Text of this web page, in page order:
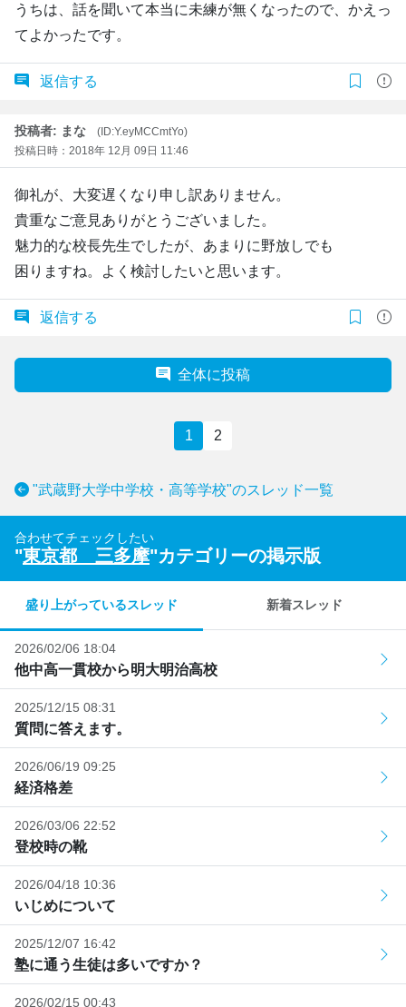
うちは、話を聞いて本当に未練が無くなったので、かえっ
てよかったです。
返信する
投稿者: まな
(ID:Y.eyMCCmtYo)
投稿日時：2018年 12月 09日 11:46
御礼が、大変遅くなり申し訳ありません。
貴重なご意見ありがとうございました。
魅力的な校長先生でしたが、あまりに野放しでも
困りますね。よく検討したいと思います。
返信する
全体に投稿
1 2
"武蔵野大学中学校・高等学校"のスレッド一覧
合わせてチェックしたい
"東京都 三多摩"カテゴリーの掲示版
盛り上がっているスレッド 新着スレッド
2026/02/06 18:04
他中高一貫校から明大明治高校
2025/12/15 08:31
質問に答えます。
2026/06/19 09:25
経済格差
2026/03/06 22:52
登校時の靴
2026/04/18 10:36
いじめについて
2025/12/07 16:42
塾に通う生徒は多いですか？
2026/02/15 00:43